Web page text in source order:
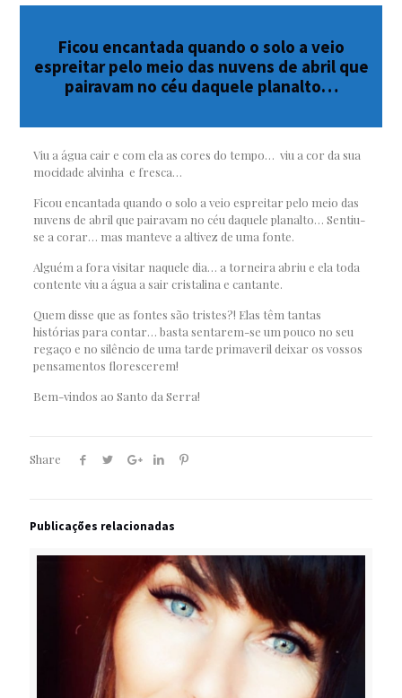
Ficou encantada quando o solo a veio
espreitar pelo meio das nuvens de abril que
pairavam no céu daquele planalto…
Viu a água cair e com ela as cores do tempo… viu a cor da sua
mocidade alvinha e fresca…
Ficou encantada quando o solo a veio espreitar pelo meio das
nuvens de abril que pairavam no céu daquele planalto… Sentiu-
se a corar… mas manteve a altivez de uma fonte.
Alguém a fora visitar naquele dia… a torneira abriu e ela toda
contente viu a água a sair cristalina e cantante.
Quem disse que as fontes são tristes?! Elas têm tantas
histórias para contar… basta sentarem-se um pouco no seu
regaço e no silêncio de uma tarde primaveril deixar os vossos
pensamentos florescerem!
Bem-vindos ao Santo da Serra!
Share
Publicações relacionadas